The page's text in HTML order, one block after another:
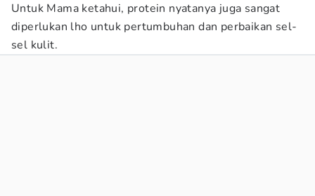
Untuk Mama ketahui, protein nyatanya juga sangat
diperlukan lho untuk pertumbuhan dan perbaikan sel-
sel kulit.